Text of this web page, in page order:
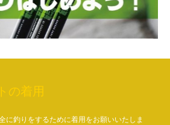
の着用
に釣りをするために着用をお願いいたしま